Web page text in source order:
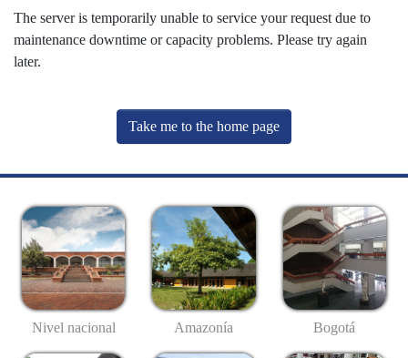
The server is temporarily unable to service your request due to
maintenance downtime or capacity problems. Please try again
later.
Take me to the home page
Nivel nacional Amazonía Bogotá